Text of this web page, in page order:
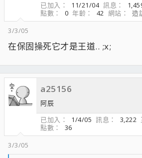
已加入 11/21/04 訊息
點數
0 年齡 42 網站
造
3/3/05
在保固操死它才是王道.. ;x;
a25156
阿辰
已加入
1/4/05 訊息 3,222
點數
36
3/3/05